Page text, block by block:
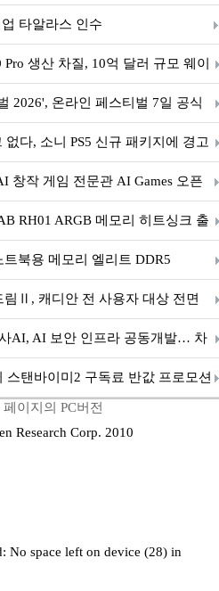
타알라스 인수
생산 차질, 10억 달러 규모 웨이
2026', 온라인 페스티벌 7일 공식
다, 소니 PS5 신규 패키지에 경고
창작 게임 전문관 AI Games 오픈
RH01 ARGB 메모리 히트싱크 출
북용 메모리 엘리트 DDR5
림Ⅱ, 캐디안 전 사용자 대상 전면
AI, AI 보안 인프라 공동개발… 차
스탠바이미2 구독료 반값 프로모션
페이지의 PC버전
Research Corp. 2010
No space left on device (28) in